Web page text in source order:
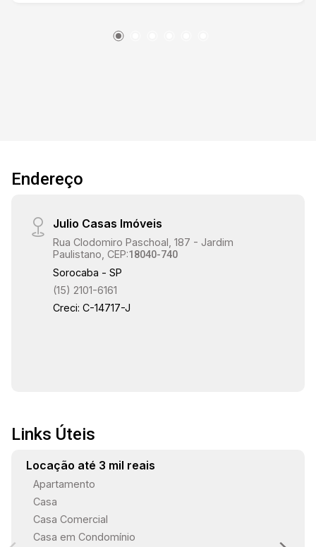
Endereço
Julio Casas Imóveis
Rua Clodomiro Paschoal, 187 - Jardim
Paulistano, CEP:18040-740
Sorocaba - SP
(15) 2101-6161
Creci: C-14717-J
Links Úteis
Locação até 3 mil reais
Apartamento
Casa
Casa Comercial
Casa em Condomínio